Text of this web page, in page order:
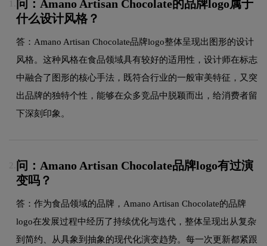
问：Amano Artisan Chocolate的品牌logo属于
什么设计风格？
答：Amano Artisan Chocolate品牌logo整体呈现出图形的设计
风格。这种风格在食品领域具有较好的适用性，设计师在标志
中融合了图形的核心手法，既符合行业的一般审美特征，又突
出品牌的独特个性，能够在众多竞品中脱颖而出，给消费者留
下深刻印象。
2. 问：Amano Artisan Chocolate品牌logo有过演
变吗？
答：作为食品领域的品牌，Amano Artisan Chocolate的品牌
logo在发展过程中经历了持续优化与迭代，整体呈现出从复杂
到简约、从具象到抽象的现代化演变趋势。每一次更新都紧跟